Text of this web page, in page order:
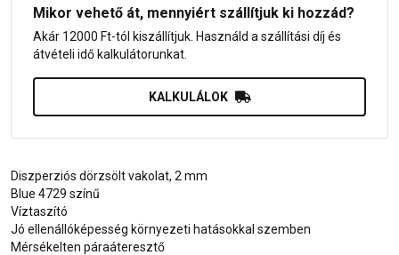
Mikor vehető át, mennyiért szállítjuk ki hozzád?
Akár 12000 Ft-tól kiszállítjuk. Használd a szállítási díj és
átvételi idő kalkulátorunkat.
KALKULÁLOK
Diszperziós dörzsölt vakolat, 2 mm
Blue 4729 színű
Víztaszító
Jó ellenállóképesség környezeti hatásokkal szemben
Mérsékelten páraáteresztő